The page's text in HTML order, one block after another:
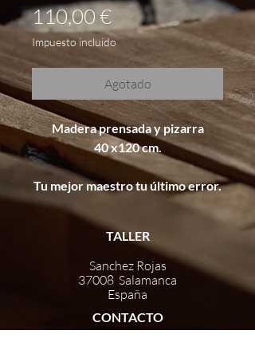
110,00 €Precio
Impuesto incluido
Agotado
Madera prensada y pizarra
40 x120 cm.
Tu mejor maestro tu último error.
TALLER
Sanchez Rojas
37008 Salamanca
España
CONTACTO